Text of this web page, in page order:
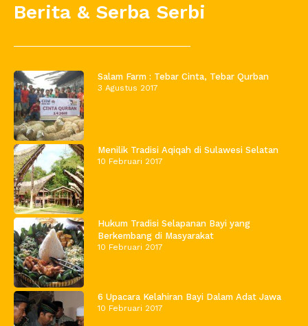
Berita & Serba Serbi
Salam Farm : Tebar Cinta, Tebar Qurban
3 Agustus 2017
Menilik Tradisi Aqiqah di Sulawesi Selatan
10 Februari 2017
Hukum Tradisi Selapanan Bayi yang
Berkembang di Masyarakat
10 Februari 2017
6 Upacara Kelahiran Bayi Dalam Adat Jawa
10 Februari 2017